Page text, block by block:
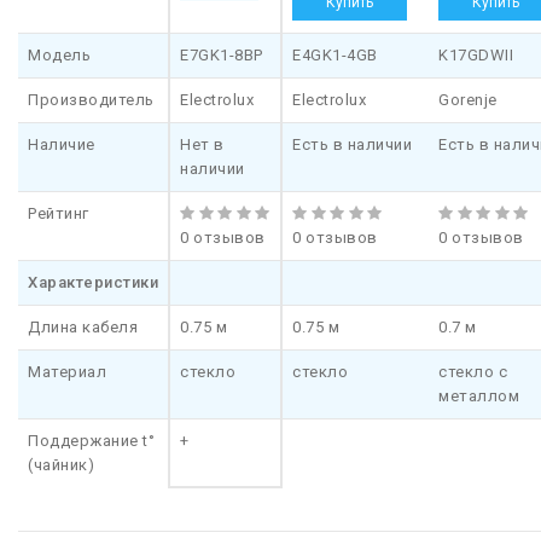
Модель E7GK1-8BP E4GK1-4GB K17GDWII
Производитель Electrolux Electrolux Gorenje
Наличие
Нет в
наличии
Есть в наличии Есть в
Рейтинг
0 отзывов
0 отзывов 0 отзывов
Характеристики
Длина кабеля 0.75 м 0.75 м 0.7 м
Материал стекло стекло
стекло с
металлом
Поддержание t°
(чайник)
+